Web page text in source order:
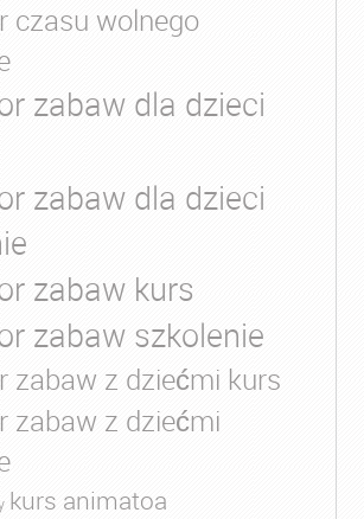
czasu wolnego
zabaw dla dzieci
zabaw dla dzieci
zabaw kurs
zabaw szkolenie
zabaw z dziećmi kurs
zabaw z dziećmi
kurs animatoa